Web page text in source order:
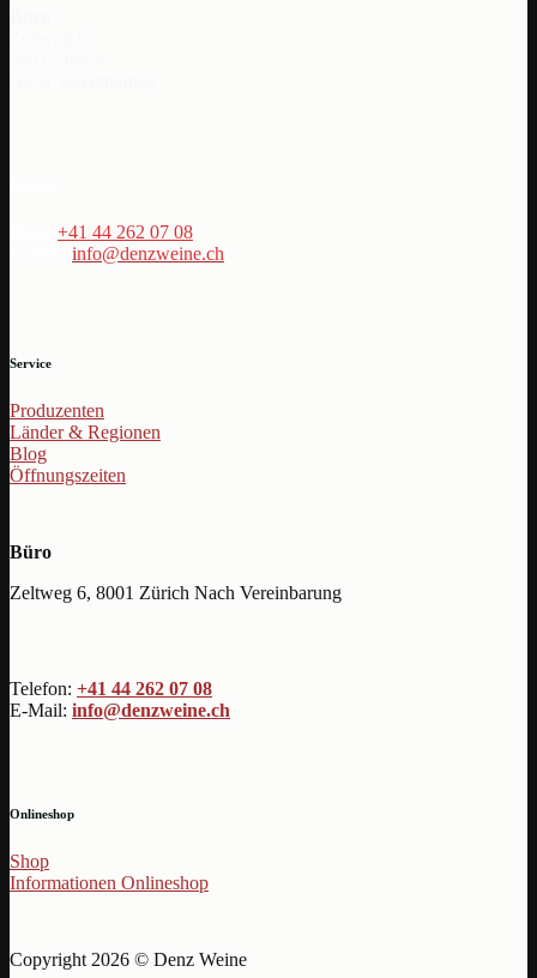
+41 44 262 07 08
info@denzweine.ch
Service
Produzenten
Länder & Regionen
Blog
Öffnungszeiten
Büro
Zeltweg 6, 8001 Zürich Nach Vereinbarung
Telefon: +41 44 262 07 08
E-Mail: info@denzweine.ch
Onlineshop
Shop
Informationen Onlineshop
Copyright 2026 © Denz Weine